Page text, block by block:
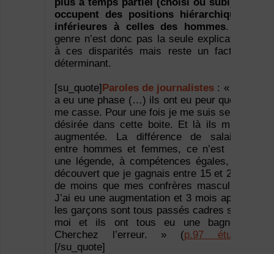
plus à temps partiel (choisi ou subi) et
occupent des positions hiérarchiques
inférieures à celles des hommes. Le
genre n’est donc pas la seule explication
à ces disparités mais reste un facteur
déterminant.
[su_quote] Paroles de journalistes : « Il y
a eu une phase (…) ils ont eu peur que je
me casse. Pour une fois je me suis sentie
désirée dans cette boite. Et là ils m’ont
augmentée. La différence de salaires
entre hommes et femmes, ce n’est pas
une légende, à compétences égales, j’ai
découvert que je gagnais entre 15 et 20%
de moins que mes confrères masculins.
J’ai eu une augmentation et 3 mois après
les garçons sont tous passés cadres sauf
moi et ils ont tous eu une bagnole.
Cherchez l’erreur. » (p.97 étude
[/su_quote]